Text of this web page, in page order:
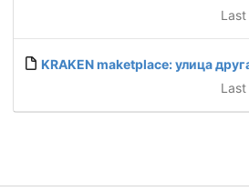
KRAKEN maketplace: улица